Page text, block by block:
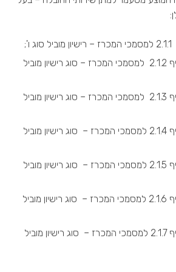
עבור התחומים בסעיף 2.1.2 למסמכי המכרז – סוג רישיון מוביל
עבור התחומים בסעיף 2.1.3 למסמכי המכרז – סוג רישיון מוביל
עבור התחומים בסעיף 2.1.4 למסמכי המכרז – סוג רישיון מוביל
עבור התחומים בסעיף 2.1.5 למסמכי המכרז – סוג רישיון מוביל
עבור התחומים בסעיף 2.1.6 למסמכי המכרז – סוג רישיון מוביל
עבור התחומים בסעיף 2.1.7 למסמכי המכרז – סוג רישיון מוביל